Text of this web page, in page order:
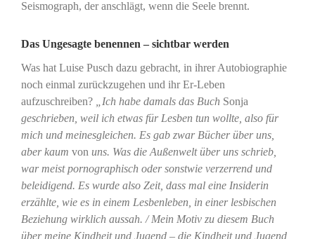
Seismograph, der anschlägt, wenn die Seele brennt.
Das Ungesagte benennen – sichtbar werden
Was hat Luise Pusch dazu gebracht, in ihrer Autobiographie
noch einmal zurückzugehen und ihr Er-Leben
aufzuschreiben?
„Ich habe damals das Buch Sonja
geschrieben, weil ich etwas für Lesben tun wollte, also für
mich und meinesgleichen. Es gab zwar Bücher über uns,
aber kaum von uns. Was die Außenwelt über uns schrieb,
war meist pornographisch oder sonstwie verzerrend und
beleidigend. Es wurde also Zeit, dass mal eine Insiderin
erzählte, wie es in einem Lesbenleben, in einer lesbischen
Beziehung wirklich aussah. / Mein Motiv zu diesem Buch
über meine Kindheit und Jugend – die Kindheit und Jugend